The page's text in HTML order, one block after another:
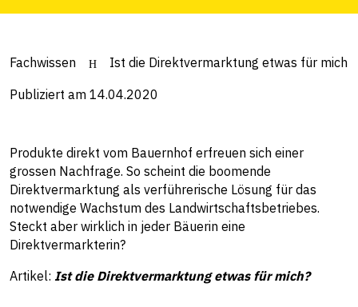
Fachwissen Ist die Direktvermarktung etwas für mich
Publiziert am 14.04.2020
Produkte direkt vom Bauernhof erfreuen sich einer
grossen Nachfrage. So scheint die boomende
Direktvermarktung als verführerische Lösung für das
notwendige Wachstum des Landwirtschaftsbetriebes.
Steckt aber wirklich in jeder Bäuerin eine
Direktvermarkterin?
Artikel: Ist die Direktvermarktung etwas für mich?